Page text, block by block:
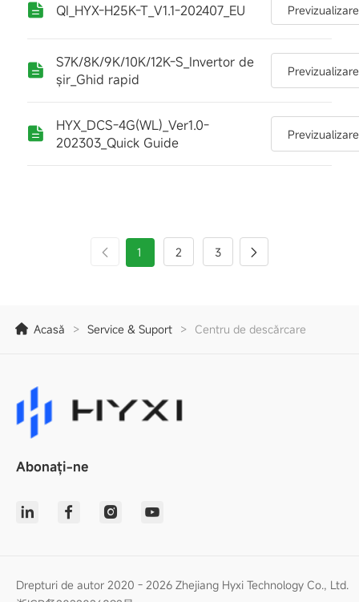
QI_HYX-H25K-T_V1.1-202407_EU Previzualizare
S7K/8K/9K/10K/12K-S_Invertor de
șir_Ghid rapid
Previzualizare
HYX_DCS-4G(WL)_Ver1.0-
202303_Quick Guide
Previzualizare
1 2 3
Acasă > Service & Suport > Centru de descărcare
Abonați-ne
Drepturi de autor 2020 - 2026 Zhejiang Hyxi Technology Co., Ltd.